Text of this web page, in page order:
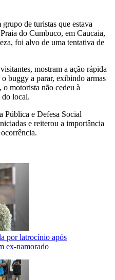
de turistas que estava
do Cumbuco, em Caucaia,
foi alvo de uma tentativa de
mostram a ação rápida
buggy a parar, exibindo armas
motorista não cedeu à
do local.
Pública e Defesa Social
e reiterou a importância
por latrocínio após
ex-namorado